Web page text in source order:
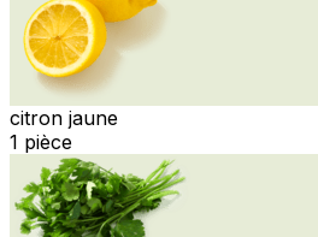
citron jaune
1 pièce